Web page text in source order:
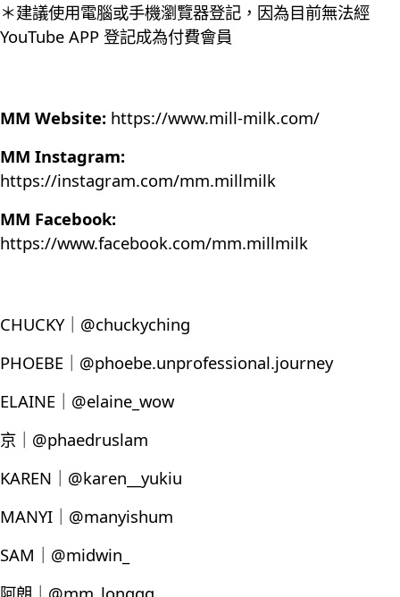
＊建議使用電腦或手機瀏覽器登記，因為目前無法經
YouTube APP 登記成為付費會員
MM Website: https://www.mill-milk.com/
MM Instagram:
https://instagram.com/mm.millmilk
MM Facebook:
https://www.facebook.com/mm.millmilk
CHUCKY｜@chuckyching
PHOEBE｜@phoebe.unprofessional.journey
ELAINE｜@elaine_wow
京｜@phaedruslam
KAREN｜@karen__yukiu
MANYI｜@manyishum
SAM｜@midwin_